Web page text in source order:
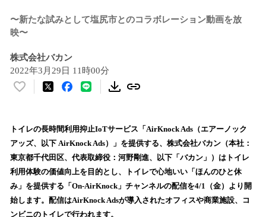
〜新たな試みとして塩尻市とのコラボレーション動画を放
映〜
株式会社バカン
2022年3月29日 11時00分
い
！
数
を
読
込
み
トイレの長時間利用抑止IoTサービス「AirKnock Ads（エアーノック
アッズ、以下 AirKnock Ads）」を提供する、株式会社バカン（本社：
東京都千代田区、代表取締役：河野剛進、以下「バカン」）はトイレ
利用体験の価値向上を目的とし、トイレで心地いい「ほんのひと休
み」を提供する「On-AirKnock」チャンネルの配信を4/1（金）より開
始します。配信はAirKnock Adsが導入されたオフィスや商業施設、コ
ンビニのトイレで行われます。